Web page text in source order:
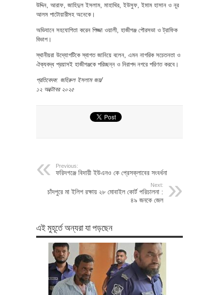
উদ্দিন, আরাফ, জাহিদুল ইসলাম, মাহাথির, ইউসুফ, ইমাম হাসান ও নূর
আলম পাটোয়ারীসহ অনেকে।
অভিযানে সহযোগিতা করেন পিজ্জা ওয়ালী, হাজীগঞ্জ পৌরসভা ও ট্রাফিক
বিভাগ।
স্থানীয়রা উদ্যোগটিকে স্বাগত জানিয়ে বলেন, এমন নাগরিক সচেতনতা ও
ঐক্যবদ্ধ প্রয়াসই হাজীগঞ্জকে পরিচ্ছন্ন ও নিরাপদ নগরে পরিণত করবে।
প্রতিবেদক: জহিরুল ইসলাম জয়/
১২ অক্টোবর ২০২৫
Previous:
ফরিদগঞ্জে বিদায়ী ইউএনও কে প্রেসক্লাবের সংবর্ধনা
Next:
চাঁদপুরে মা ইলিশ রক্ষায় ২৮ মোবাইল কোর্ট পরিচালনা :
৪৯ জনকে জেল
এই মুহূর্তে অন্যরা যা পড়ছেন